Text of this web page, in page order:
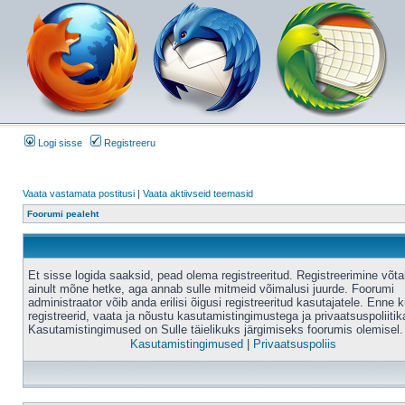
Logi sisse Registreeru
Vaata vastamata postitusi | Vaata aktiivseid teemasid
Foorumi pealeht
Et sisse logida saaksid, pead olema registreeritud. Registreerimine
ainult mõne hetke, aga annab sulle mitmeid võimalusi juurde. Foorumi
administraator võib anda erilisi õigusi registreeritud kasutajatele. Enne
registreerid, vaata ja nõustu kasutamistingimustega ja
Kasutamistingimused on Sulle täielikuks järgimiseks foorumis olemisel.
Kasutamistingimused
Privaatsuspoliis